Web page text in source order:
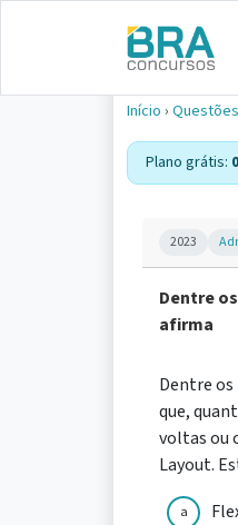
Início › Questões
Plano grátis:
2023
Dentre
afirma
Dentre
que,
voltas ou
Layout.
a